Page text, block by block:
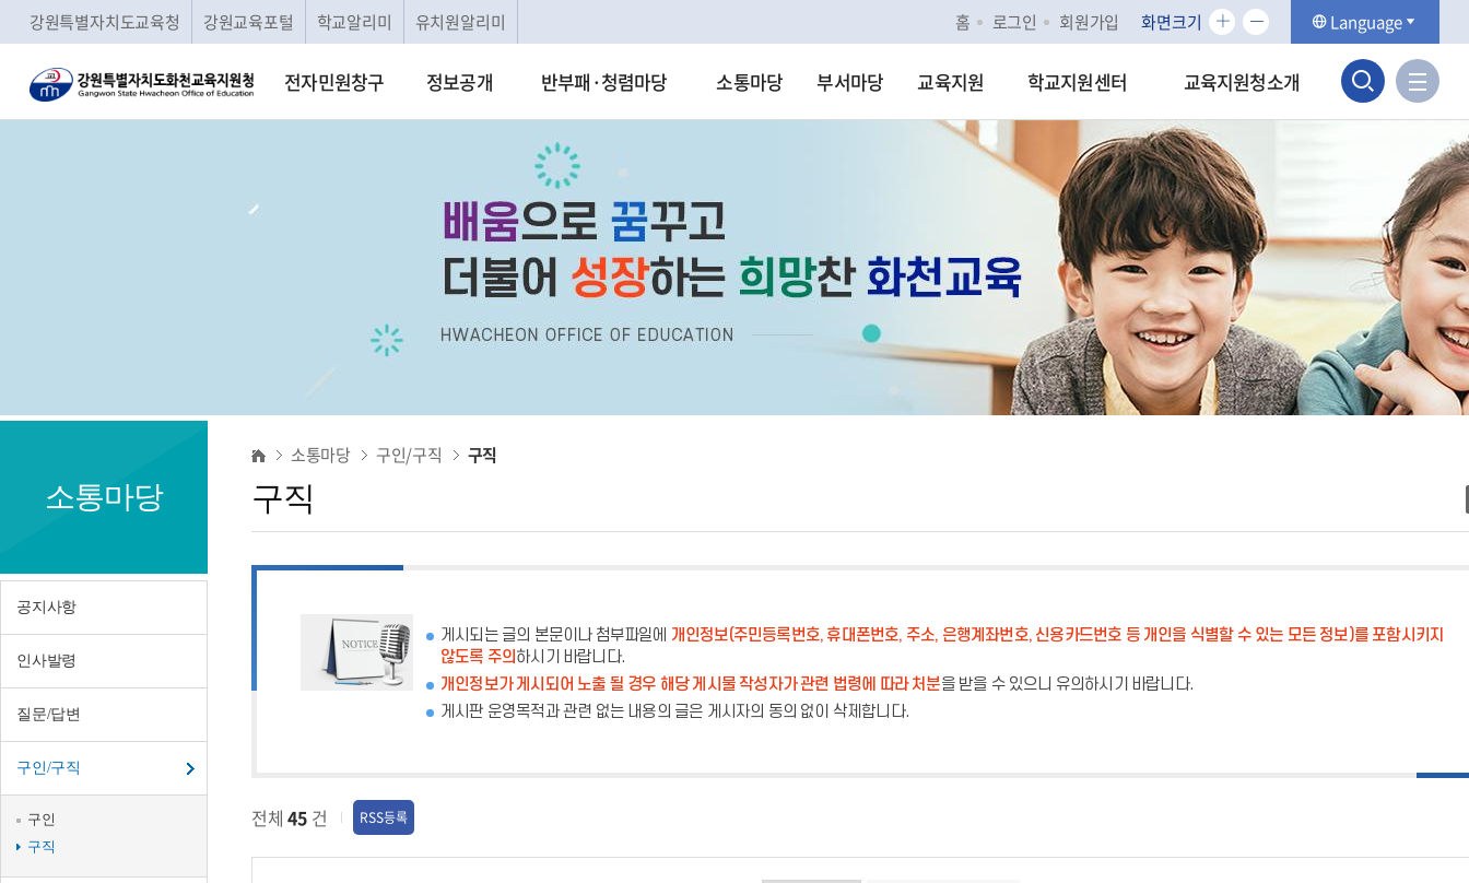
강원특별자치도교육청 강원교육포털 학교알리미 유치원알리미 홈 로그인 회원가입 화면크기
화
면
크
기
확
대
화
면
크
축
Language
전자민원창구 정보공개 반부패·청렴마당 소통마당 부서마당 교육지원 학교지원센터 교육지원청소개
검
색
역
열
기
사
이
맵
바
로
가
기
소통마당
공지사항
인사발령
질문/답변
구인/구직
구인
구직
구
직
소통마당 구인/구직 구직
구직
게시되는 글의 본문이나 첨부파일에 개인정보(주민등록번호, 휴대폰번호, 주소, 은행계좌번호, 신용카드번호 등 개인을 식별할 수 있는 모든 정보)를 포함시키지
않도록 주의하시기 바랍니다.
개인정보가 게시되어 노출 될 경우 해당 게시물 작성자가 관련 법령에 따라 처분을 받을 수 있으니 유의하시기 바랍니다.
게시판 운영목적과 관련 없는 내용의 글은 게시자의 동의 없이 삭제합니다.
전체 45 건 RSS등록